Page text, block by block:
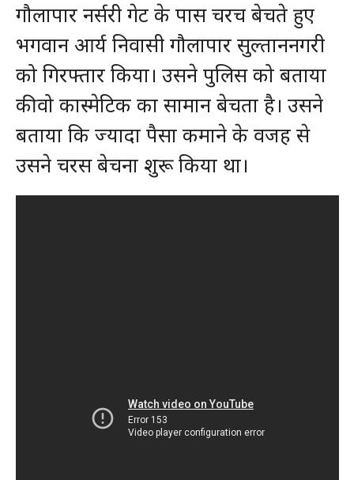
गौलापार नर्सरी गेट के पास चरच बेचते हुए
भगवान आर्य निवासी गौलापार सुल्ताननगरी
को गिरफ्तार किया। उसने पुलिस को बताया
की वो कास्मेटिक का सामान बेचता है। उसने
बताया कि ज्यादा पैसा कमाने के वजह से
उसने चरस बेचना शुरू किया था।